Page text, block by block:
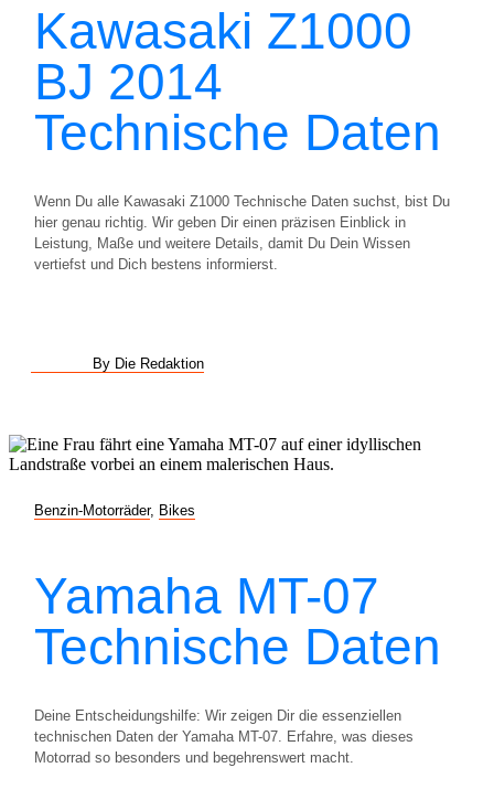
Kawasaki Z1000
BJ 2014
Technische Daten
Wenn Du alle Kawasaki Z1000 Technische Daten suchst, bist Du
hier genau richtig. Wir geben Dir einen präzisen Einblick in
Leistung, Maße und weitere Details, damit Du Dein Wissen
vertiefst und Dich bestens informierst.
By Die Redaktion
Benzin-Motorräder, Bikes
Yamaha MT-07
Technische Daten
Deine Entscheidungshilfe: Wir zeigen Dir die essenziellen
technischen Daten der Yamaha MT-07. Erfahre, was dieses
Motorrad so besonders und begehrenswert macht.